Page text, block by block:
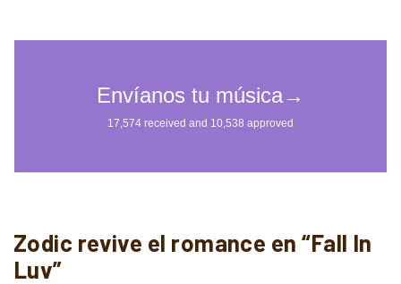
Zodic revive el romance en “Fall In
Luv”